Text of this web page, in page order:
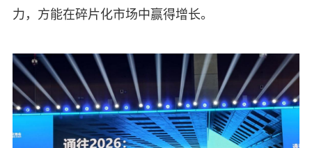
力，方能在碎片化市场中赢得增长。